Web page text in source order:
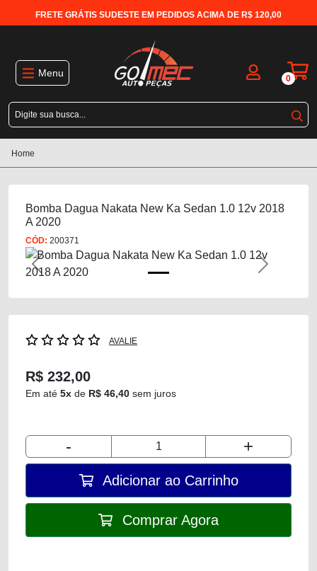
FRETE GRÁTIS SUDESTE EM PEDIDOS ACIMA DE R$ 120,00
Menu 0
Home
Bomba Dagua Nakata New Ka Sedan 1.0 12v 2018
A 2020
CÓD: 200371
Previous Next
AVALIE
R$ 232,00
Em até 5x de R$ 46,40 sem juros
- +
Adicionar ao Carrinho
Comprar Agora